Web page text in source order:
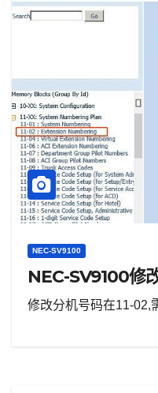
NEC-SV9100
NEC-SV9100修
修改分机号码在11-02,